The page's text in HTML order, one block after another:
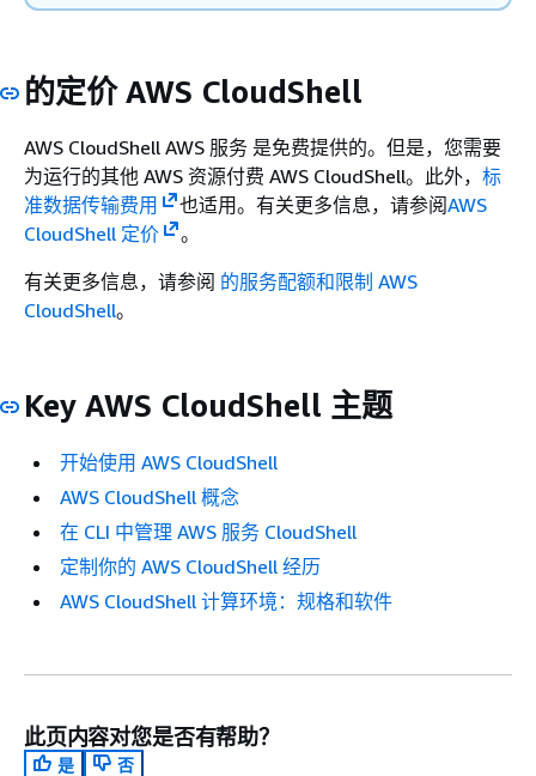
的定价 AWS CloudShell
AWS CloudShell AWS 服务 是免费提供的。但是，您需要
为运行的其他 AWS 资源付费 AWS CloudShell。此外， 标
准数据传输费用
也适用。有关更多信息，请参阅AWS
CloudShell 定价
。
有关更多信息，请参阅 的服务配额和限制 AWS
CloudShell。
Key AWS CloudShell 主题
开始使用 AWS CloudShell
AWS CloudShell 概念
在 CLI 中管理 AWS 服务 CloudShell
定制你的 AWS CloudShell 经历
AWS CloudShell 计算环境：规格和软件
此页内容对您是否有帮助？
是
否